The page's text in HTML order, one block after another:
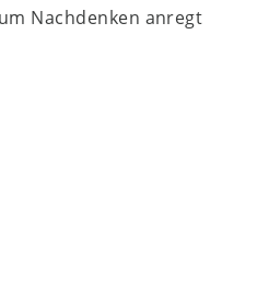
Nachdenken anregt